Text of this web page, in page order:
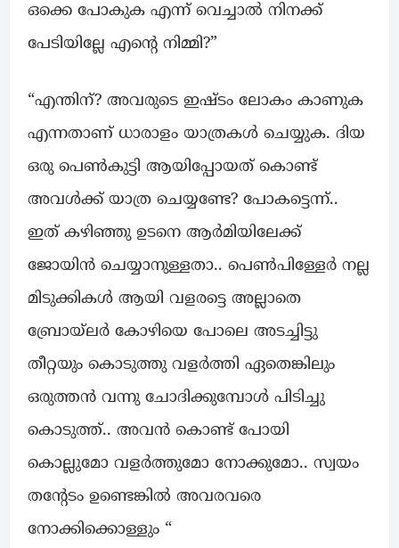
ഒക്കെ പോകുക എന്ന് വെച്ചാൽ നിനക്ക്
പേടിയില്ലേ എന്റെ നിമ്മി?”
“എന്തിന്? അവരുടെ ഇഷ്ടം ലോകം കാണുക
എന്നതാണ് ധാരാളം യാത്രകൾ ചെയ്യുക. ദിയ
ഒരു പെൺകുട്ടി ആയിപ്പോയത് കൊണ്ട്
അവൾക്ക് യാത്ര ചെയ്യണ്ടേ? പോകട്ടെന്ന്..
ഇത് കഴിഞ്ഞു ഉടനെ ആർമിയിലേക്ക്
ജോയിൻ ചെയ്യാനുള്ളതാ.. പെൺപിള്ളേർ നല്ല
മിടുക്കികൾ ആയി വളരട്ടെ അല്ലാതെ
ബ്രോയ്ലർ കോഴിയെ പോലെ അടച്ചിട്ടു
തീറ്റയും കൊടുത്തു വളർത്തി ഏതെങ്കിലും
ഒരുത്തൻ വന്നു ചോദിക്കുമ്പോൾ പിടിച്ചു
കൊടുത്ത്.. അവൻ കൊണ്ട് പോയി
കൊല്ലുമോ വളർത്തുമോ നോക്കുമോ.. സ്വയം
തന്റേടം ഉണ്ടെങ്കിൽ അവരവരെ
നോക്കിക്കൊള്ളും “